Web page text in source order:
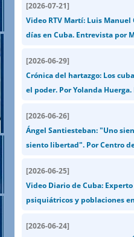
[2026-07-21]
Video RTV Martí: Luis
días en Cuba. Entrevista por
[2026-06-29]
Crónica del hartazgo: Los
el poder. Por Yolanda Huerga.
[2026-06-26]
Ángel Santiesteban: "Uno
siento libertad". Por Centro
[2026-06-25]
Video Diario de Cuba:
psiquiátricos y poblaciones
[2026-06-24]